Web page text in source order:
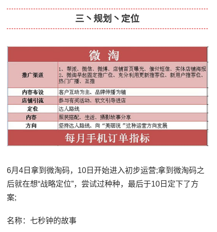
三丶规划丶定位
6月4日拿到微淘码，10日开始进入初步运营;拿到微淘码之
后就在想“战略定位”，尝试过种种，最后于10日定下了方
案;
名称：七秒钟的故事